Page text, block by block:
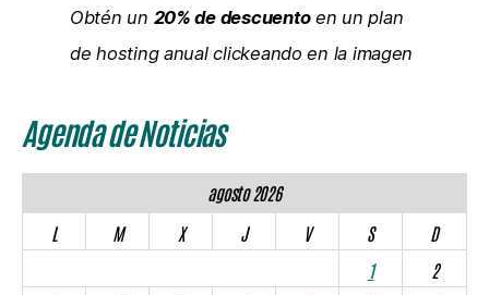
Obtén un 20% de descuentoen un plan
de hosting anual clickeando en la imagen
Agenda de Noticias
agosto 2026
L
M X J V S
D
1
2